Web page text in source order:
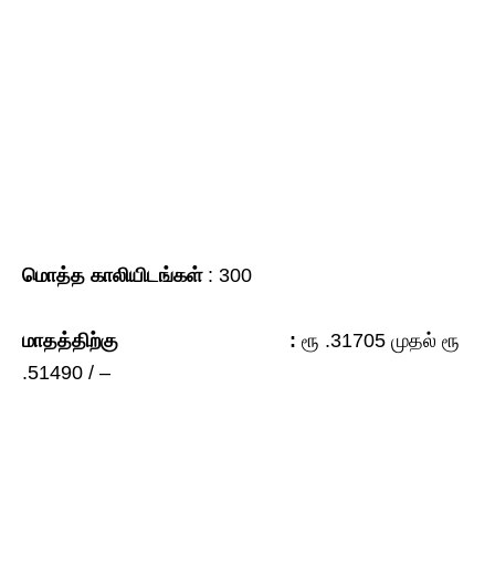
மொத்த காலியிடங்கள்: 300
மாதத்திற்கு : ரூ .31705 முதல் ரூ
.51490 / –